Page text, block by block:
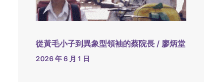
從黃毛小子到異象型領袖的蔡院長 / 廖炳堂
2026 年 6 月 1 日